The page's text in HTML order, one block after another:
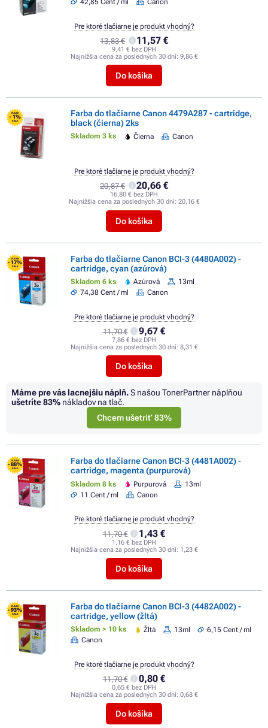
42,85 Cent / ml
Canon
13,83 € 11,57 €
9,41 € bez DPH
Najnižšia cena za posledných 30 dní: 9,86 €
Do košíka
Pre ktoré tlačiarne je produkt vhodný?
FLASH
- 1%
SALE
Farba do tlačiarne Canon 4479A287 - cartridge,
black (čierna) 2ks
Skladom 3 ks Čierna Canon
20,87 € 20,66 €
16,80 € bez DPH
Najnižšia cena za posledných 30 dní: 20,16 €
Do košíka
Pre ktoré tlačiarne je produkt vhodný?
FLASH
- 17%
SALE
Farba do tlačiarne Canon BCI-3 (4480A002) -
cartridge, cyan (azúrová)
Skladom 6 ks Azúrová
13ml
74,38 Cent / ml
Canon
11,70 € 9,67 €
7,86 € bez DPH
Najnižšia cena za posledných 30 dní: 8,31 €
Do košíka
Pre ktoré tlačiarne je produkt vhodný?
Máme pre vás lacnejšiu náplň.S našou TonerPartner náplňou
ušetríte83% nákladov na tlač.
Chcem ušetriť 83%
FLASH
- 88%
SALE
Farba do tlačiarne Canon BCI-3 (4481A002) -
cartridge, magenta (purpurová)
Skladom 8 ks Purpurová
13ml
11 Cent / ml
Canon
11,70 € 1,43 €
1,16 € bez DPH
Najnižšia cena za posledných 30 dní: 1,23 €
Do košíka
Pre ktoré tlačiarne je produkt vhodný?
FLASH
- 93%
SALE
Farba do tlačiarne Canon BCI-3 (4482A002) -
cartridge, yellow (žltá)
Skladom > 10 ks Žltá 13ml
6,15 Cent / ml
Canon
11,70 € 0,80 €
0,65 € bez DPH
Najnižšia cena za posledných 30 dní: 0,68 €
Do košíka
Pre ktoré tlačiarne je produkt vhodný?